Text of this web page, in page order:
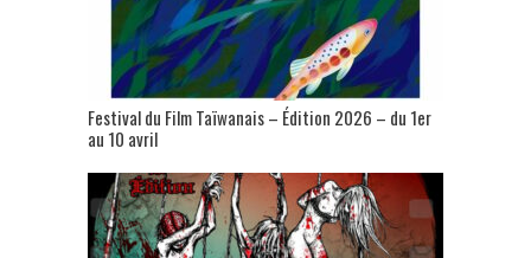
Festival du Film Taïwanais – Édition 2026 – du 1er
au 10 avril